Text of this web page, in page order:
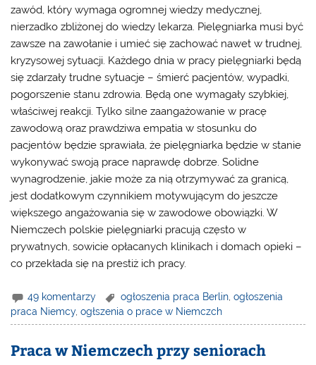
zawód, który wymaga ogromnej wiedzy medycznej,
nierzadko zbliżonej do wiedzy lekarza. Pielęgniarka musi być
zawsze na zawołanie i umieć się zachować nawet w trudnej,
kryzysowej sytuacji. Każdego dnia w pracy pielęgniarki będą
się zdarzały trudne sytuacje – śmierć pacjentów, wypadki,
pogorszenie stanu zdrowia. Będą one wymagały szybkiej,
właściwej reakcji. Tylko silne zaangażowanie w pracę
zawodową oraz prawdziwa empatia w stosunku do
pacjentów będzie sprawiała, że pielęgniarka będzie w stanie
wykonywać swoją prace naprawdę dobrze. Solidne
wynagrodzenie, jakie może za nią otrzymywać za granicą,
jest dodatkowym czynnikiem motywującym do jeszcze
większego angażowania się w zawodowe obowiązki. W
Niemczech polskie pielęgniarki pracują często w
prywatnych, sowicie opłacanych klinikach i domach opieki –
co przekłada się na prestiż ich pracy.
49 komentarzy ogłoszenia praca Berlin ,ogłoszenia
praca Niemcy,ogłszenia o prace w Niemczch
Praca w Niemczech przy seniorach